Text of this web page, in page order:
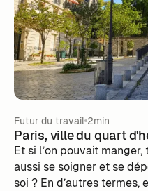
Futur du travail 2min
Paris, ville du quart
Et si l’on pouvait
aussi se soigner et se
soi ? En d’autres